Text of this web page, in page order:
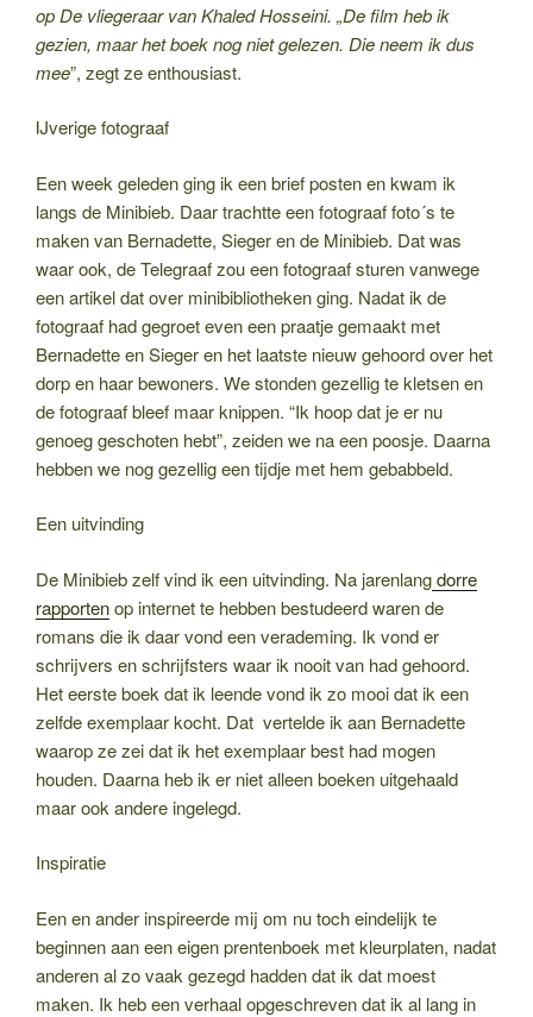
op De vliegeraar van Khaled Hosseini. „De film heb ik
gezien, maar het boek nog niet gelezen. Die neem ik dus
mee”, zegt ze enthousiast.
IJverige fotograaf
Een week geleden ging ik een brief posten en kwam ik
langs de Minibieb. Daar trachtte een fotograaf foto´s te
maken van Bernadette, Sieger en de Minibieb. Dat was
waar ook, de Telegraaf zou een fotograaf sturen vanwege
een artikel dat over minibibliotheken ging. Nadat ik de
fotograaf had gegroet even een praatje gemaakt met
Bernadette en Sieger en het laatste nieuw gehoord over het
dorp en haar bewoners. We stonden gezellig te kletsen en
de fotograaf bleef maar knippen. “Ik hoop dat je er nu
genoeg geschoten hebt”, zeiden we na een poosje. Daarna
hebben we nog gezellig een tijdje met hem gebabbeld.
Een uitvinding
De Minibieb zelf vind ik een uitvinding. Na jarenlangdorre
rapportenop internet te hebben bestudeerd waren de
romans die ik daar vond een verademing. Ik vond er
schrijvers en schrijfsters waar ik nooit van had gehoord.
Het eerste boek dat ik leende vond ik zo mooi dat ik een
zelfde exemplaar kocht. Dat vertelde ik aan Bernadette
waarop ze zei dat ik het exemplaar best had mogen
houden. Daarna heb ik er niet alleen boeken uitgehaald
maar ook andere ingelegd.
Inspiratie
Een en ander inspireerde mij om nu toch eindelijk te
beginnen aan een eigen prentenboek met kleurplaten, nadat
anderen al zo vaak gezegd hadden dat ik dat moest
maken. Ik heb een verhaal opgeschreven dat ik al lang in